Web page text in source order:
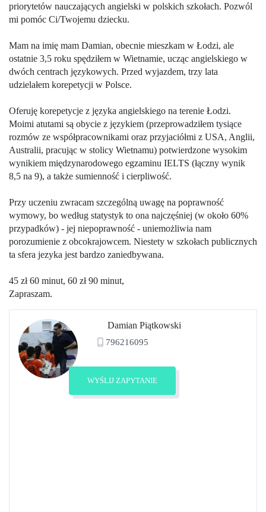
priorytetów nauczających angielski w polskich szkołach. Pozwól
mi pomóc Ci/Twojemu dziecku.
Mam na imię mam Damian, obecnie mieszkam w Łodzi, ale
ostatnie 3,5 roku spędziłem w Wietnamie, ucząc angielskiego w
dwóch centrach językowych. Przed wyjazdem, trzy lata
udzielałem korepetycji w Polsce.
Oferuję korepetycje z języka angielskiego na terenie Łodzi.
Moimi atutami są obycie z językiem (przeprowadziłem tysiące
rozmów ze współpracownikami oraz przyjaciółmi z USA, Anglii,
Australii, pracując w stolicy Wietnamu) potwierdzone wysokim
wynikiem międzynarodowego egzaminu IELTS (łączny wynik
8,5 na 9), a także sumienność i cierpliwość.
Przy uczeniu zwracam szczególną uwagę na poprawność
wymowy, bo według statystyk to ona najczęśniej (w około 60%
przypadków) - jej niepoprawność - uniemożliwia nam
porozumienie z obcokrajowcem. Niestety w szkołach publicznych
ta sfera jezyka jest bardzo zaniedbywana.
45 zł 60 minut, 60 zł 90 minut,
Zapraszam.
Damian Piątkowski
796216095
WYŚLIJ ZAPYTANIE